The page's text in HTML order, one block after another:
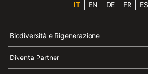
IT EN DE FR ES
Biodiversità e Rigenerazione
Diventa Partner